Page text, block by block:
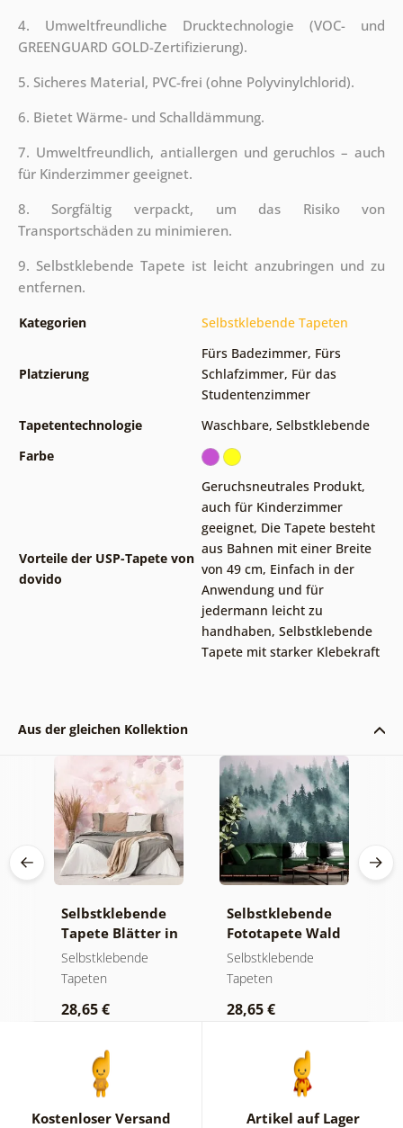
4. Umweltfreundliche Drucktechnologie (VOC- und
GREENGUARD GOLD-Zertifizierung).
5. Sicheres Material, PVC-frei (ohne Polyvinylchlorid).
6. Bietet Wärme- und Schalldämmung.
7. Umweltfreundlich, antiallergen und geruchlos – auch
für Kinderzimmer geeignet.
8. Sorgfältig verpackt, um das Risiko von
Transportschäden zu minimieren.
9. Selbstklebende Tapete ist leicht anzubringen und zu
entfernen.
Kategorien Selbstklebende Tapeten
Platzierung
Fürs Badezimmer, Fürs
Schlafzimmer, Für das
Studentenzimmer
Tapetentechnologie
Waschbare, Selbstklebende
Farbe
Vorteile der USP-Tapete von
dovido
Geruchsneutrales Produkt,
auch für Kinderzimmer
geeignet, Die Tapete besteht
aus Bahnen mit einer Breite
von 49 cm, Einfach in der
Anwendung und für
jedermann leicht zu
handhaben, Selbstklebende
Tapete mit starker Klebekraft
Aus der gleichen Kollektion
Selbstklebende
Tapete Blätter in
Pastelltönen
Selbstklebende
Tapeten
28,65 €
Selbstklebende
Fototapete Wald
im Nebel
Selbstklebende
Tapeten
28,65 €
Kostenloser Versand Artikel auf Lager